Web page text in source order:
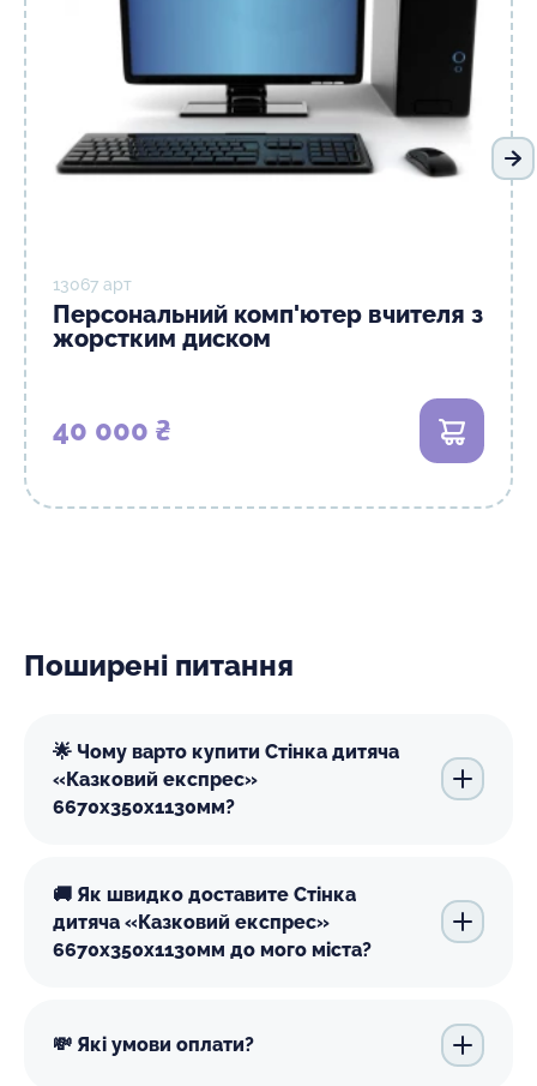
13067 арт
Персональний комп'ютер вчителя з
жорстким диском
40 000 ₴ В кошик
Поширені питання
🌟 Чому варто купити Стінка дитяча
«Казковий експрес»
6670х350х1130мм?
🚚 Як швидко доставите Стінка
дитяча «Казковий експрес»
6670х350х1130мм до мого міста?
💸 Які умови оплати?